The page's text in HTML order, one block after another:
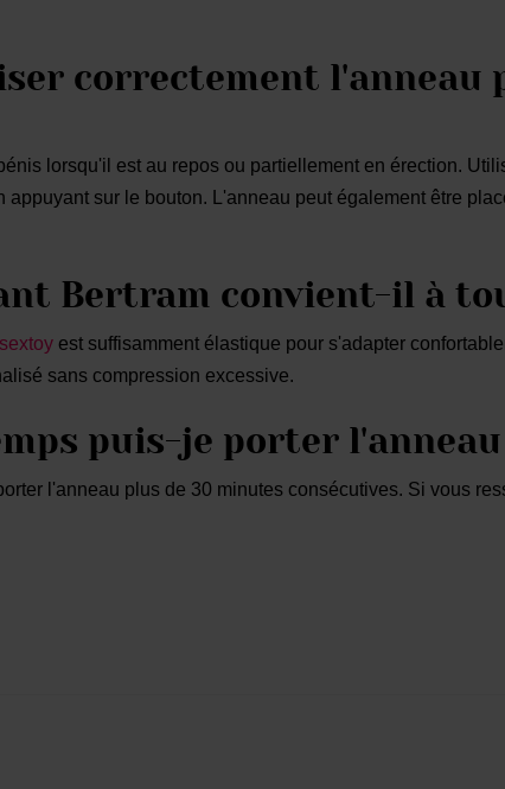
correctement l'anneau
lorsqu'il est au repos ou partiellement en érection.
appuyant sur le bouton. L'anneau peut également être
Bertram convient-il à
sextoy est suffisamment élastique pour s'adapter
sans compression excessive.
puis-je porter
l'anneau plus de 30 minutes consécutives. Si vous